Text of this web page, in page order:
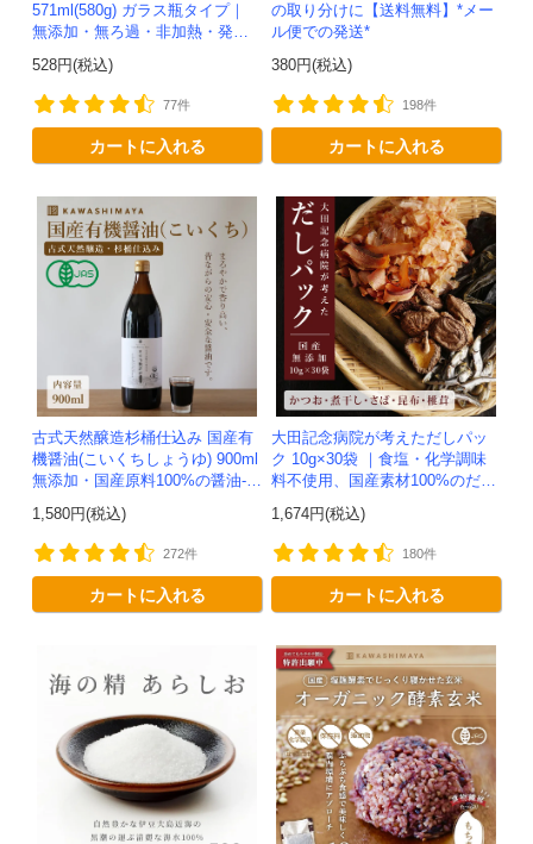
571ml(580g) ガラス瓶タイプ｜
無添加・無ろ過・非加熱・発酵
助剤不使用のアップルサイダー
ビネガー -かわしま屋-
528円(税込)
77件
カートに入れる
の取り分けに【送料無料】*メー
ル便での発送*
380円(税込)
198件
カートに入れる
古式天然醸造杉桶仕込み 国産有
機醤油(こいくちしょうゆ) 900ml
無添加・国産原料100%の醤油-か
わしま屋-
1,580円(税込)
272件
カートに入れる
大田記念病院が考えただしパッ
ク 10g×30袋 ｜食塩・化学調味
料不使用、国産素材100%のだし
1,674円(税込)
180件
カートに入れる